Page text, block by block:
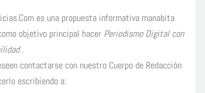
es una propuesta informativa manabita
objetivo principal hacer Periodismo Digital con
.
contactarse con nuestro Cuerpo de Redacción
escribiendo a: